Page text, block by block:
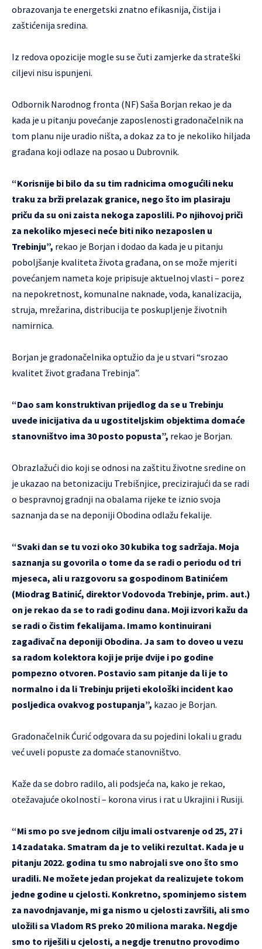
obrazovanja te energetski znatno efikasnija, čistija i
zaštićenija sredina.
Iz redova opozicije mogle su se čuti zamjerke da strateški
ciljevi nisu ispunjeni.
Odbornik Narodnog fronta (NF) Saša Borjan rekao je da
kada je u pitanju povećanje zaposlenosti gradonačelnik na
tom planu nije uradio ništa, a dokaz za to je nekoliko hiljada
građana koji odlaze na posao u Dubrovnik.
“Korisnije bi bilo da su tim radnicima omogućili neku
traku za brži prelazak granice, nego što im plasiraju
priču da su oni zaista nekoga zaposlili. Po njihovoj priči
za nekoliko mjeseci neće biti niko nezaposlen u
Trebinju”, rekao je Borjan i dodao da kada je u pitanju
poboljšanje kvaliteta života građana, on se može mjeriti
povećanjem nameta koje pripisuje aktuelnoj vlasti – porez
na nepokretnost, komunalne naknade, voda, kanalizacija,
struja, mrežarina, distribucija te poskupljenje životnih
namirnica.
Borjan je gradonačelnika optužio da je u stvari “srozao
kvalitet život građana Trebinja”.
“Dao sam konstruktivan prijedlog da se u Trebinju
uvede inicijativa da u ugostiteljskim objektima domaće
stanovništvo ima 30 posto popusta”, rekao je Borjan.
Obrazlažući dio koji se odnosi na zaštitu životne sredine on
je ukazao na betonizaciju Trebišnjice, precizirajući da se radi
o bespravnoj gradnji na obalama rijeke te iznio svoja
saznanja da se na deponiji Obodina odlažu fekalije.
“Svaki dan se tu vozi oko 30 kubika tog sadržaja. Moja
saznanja su govorila o tome da se radi o periodu od tri
mjeseca, ali u razgovoru sa gospodinom Batinićem
(Miodrag Batinić, direktor Vodovoda Trebinje, prim. aut.)
on je rekao da se to radi godinu dana. Moji izvori kažu da
se radi o čistim fekalijama. Imamo kontinuirani
zagađivač na deponiji Obodina. Ja sam to doveo u vezu
sa radom kolektora koji je prije dvije i po godine
pompezno otvoren. Postavio sam pitanje da li je to
normalno i da li Trebinju prijeti ekološki incident kao
posljedica ovakvog postupanja”, kazao je Borjan.
Gradonačelnik Ćurić odgovara da su pojedini lokali u gradu
već uveli popuste za domaće stanovništvo.
Kaže da se dobro radilo, ali podsjeća na, kako je rekao,
otežavajuće okolnosti – korona virus i rat u Ukrajini i Rusiji.
“Mi smo po sve jednom cilju imali ostvarenje od 25, 27 i
14 zadataka. Smatram da je to veliki rezultat. Kada je u
pitanju 2022. godina tu smo nabrojali sve ono što smo
uradili. Ne možete jedan projekat da realizujete tokom
jedne godine u cjelosti. Konkretno, spominjemo sistem
za navodnjavanje, mi ga nismo u cjelosti završili, ali smo
uložili sa Vladom RS preko 20 miliona maraka. Negdje
smo to riješili u cjelosti, a negdje trenutno provodimo